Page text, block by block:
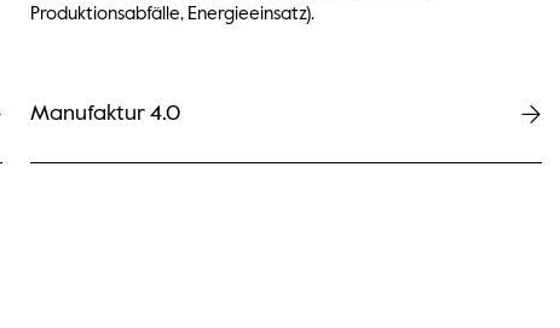
Produktionsabfälle, Energieeinsatz).
Manufaktur 4.0